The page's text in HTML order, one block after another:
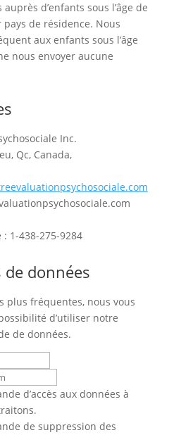
d’enfants sous l’âge de
de résidence. Nous
aux enfants sous l’âge
nous envoyer aucune
Inc.
Qc, Canada,
1-438-275-9284
de données
plus fréquentes, nous vous
d’utiliser notre
de données.
d’accès aux données à
de suppression des